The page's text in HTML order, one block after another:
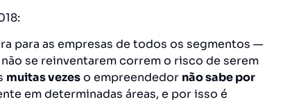
para as empresas de todos os segmentos —
se reinventarem correm o risco de serem
muitas vezeso empreendedor não sabe por
em determinadas áreas, e por isso é